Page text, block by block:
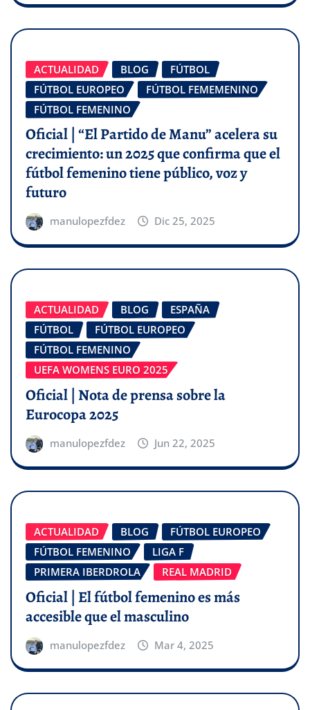
ACTUALIDAD BLOG
FÚTBOL
FÚTBOL EUROPEO
FÚTBOL FEMEMENINO
FÚTBOL FEMENINO
Oficial | “El Partido de Manu” acelera su
crecimiento: un 2025 que confirma que el
fútbol femenino tiene público, voz y
futuro
manulopezfdez Dic 25, 2025
ACTUALIDAD BLOG
ESPAÑA
FÚTBOL
FÚTBOL EUROPEO
FÚTBOL FEMENINO
UEFA WOMENS EURO 2025
Oficial | Nota de prensa sobre la
Eurocopa 2025
manulopezfdez Jun 22, 2025
ACTUALIDAD BLOG
FÚTBOL EUROPEO
FÚTBOL FEMENINO
LIGA F
PRIMERA IBERDROLA
REAL MADRID
Oficial | El fútbol femenino es más
accesible que el masculino
manulopezfdez Mar 4, 2025